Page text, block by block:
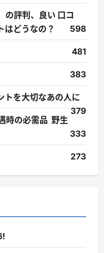
の評判、良い 口コ
はどうなの？
598
481
383
トを大切なあの人に
379
時の必需品 野生
333
273